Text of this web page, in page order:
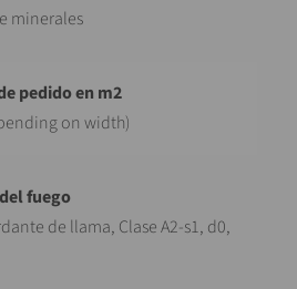
minerales
on width)
de llama, Clase A2-s1, d0,